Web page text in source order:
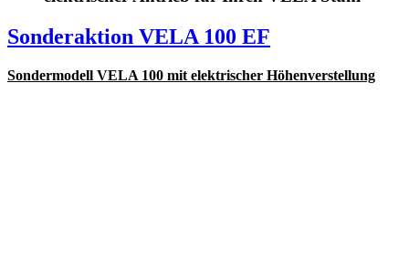
Sonderaktion VELA 100 EF
Sondermodell VELA 100 mit elektrischer Höhenverstellung